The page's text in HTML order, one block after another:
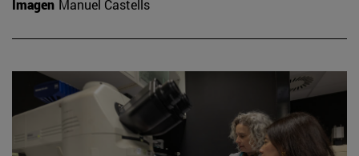
Imagen Manuel Castells